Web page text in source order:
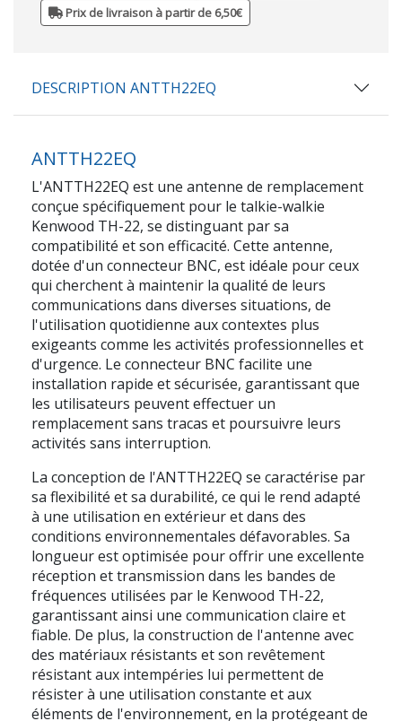
Prix de livraison à partir de 6,50€
DESCRIPTION ANTTH22EQ
ANTTH22EQ
L'ANTTH22EQ est une antenne de remplacement
conçue spécifiquement pour le talkie-walkie
Kenwood TH-22, se distinguant par sa
compatibilité et son efficacité. Cette antenne,
dotée d'un connecteur BNC, est idéale pour ceux
qui cherchent à maintenir la qualité de leurs
communications dans diverses situations, de
l'utilisation quotidienne aux contextes plus
exigeants comme les activités professionnelles et
d'urgence. Le connecteur BNC facilite une
installation rapide et sécurisée, garantissant que
les utilisateurs peuvent effectuer un
remplacement sans tracas et poursuivre leurs
activités sans interruption.
La conception de l'ANTTH22EQ se caractérise par
sa flexibilité et sa durabilité, ce qui le rend adapté
à une utilisation en extérieur et dans des
conditions environnementales défavorables. Sa
longueur est optimisée pour offrir une excellente
réception et transmission dans les bandes de
fréquences utilisées par le Kenwood TH-22,
garantissant ainsi une communication claire et
fiable. De plus, la construction de l'antenne avec
des matériaux résistants et son revêtement
résistant aux intempéries lui permettent de
résister à une utilisation constante et aux
éléments de l'environnement, en la protégeant de